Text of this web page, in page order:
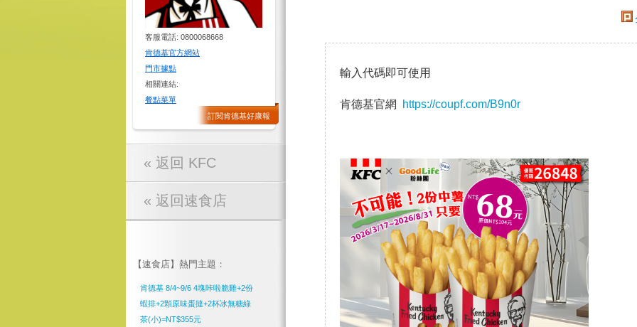
客服電話: 0800068668
肯德基官方網站
門市據點
相關連結:
餐點菜單
訂閱肯德基好康報
« 返回 KFC
« 返回速食店
【速食店】熱門主題：
肯德基 8/4~9/6 4塊咔啦脆雞+2份
蝦排+2顆原味蛋撻+2杯冰無糖綠
茶(小)=NT$355元
輸入代碼即可使用
肯德基官網 https://coupf.com/B9n0r